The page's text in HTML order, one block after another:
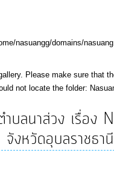
nasuangg/domains/
Please make sure that
not locate the folder:
ำบลนาส่วง เรื่อ
จังหวัดอุบลราชธานี